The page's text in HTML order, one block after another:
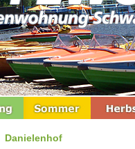
Danielenhof